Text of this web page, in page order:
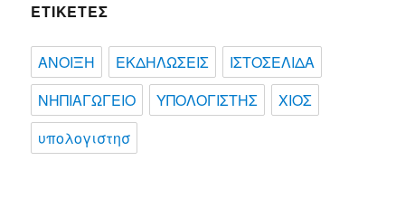
ΕΤΙΚΈΤΕΣ
ΑΝΟΙΞΗ ΕΚΔΗΛΩΣΕΙΣ
ΙΣΤΟΣΕΛΙΔΑ
ΝΗΠΙΑΓΩΓΕΙΟ
ΥΠΟΛΟΓΙΣΤΗΣ
ΧΙΟΣ
υπολογιστησ